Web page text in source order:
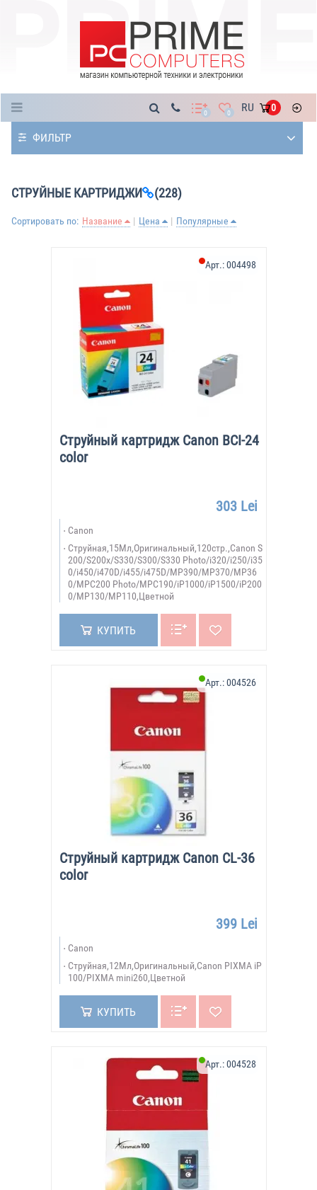
0 0 RU 0
ФИЛЬТР
СТРУЙНЫЕ КАРТРИДЖИ (228)
Сортировать по: Название Цена Популярные
Струйный картридж Canon BCI-24
color
Арт.:004498
303 Lei
Canon
Струйная,15Мл,Оригинальный,120стр.,Canon S
200/S200x/S330/S300/S330 Photo/i320/i250/i35
0/i450/i470D/i455/i475D/MP390/MP370/MP36
0/MPC200 Photo/MPC190/iP1000/iP1500/iP200
0/MP130/MP110,Цветной
КУПИТЬ
Струйный картридж Canon CL-36
color
Арт.:004526
399 Lei
Canon
Струйная,12Мл,Оригинальный,Canon PIXMA iP
100/PIXMA mini260,Цветной
КУПИТЬ
Арт.:004528